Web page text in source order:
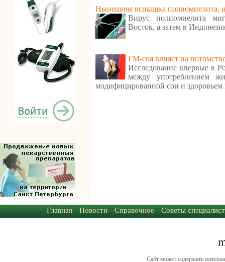
Нынешняя вспышка полиомиелита,
Вирус полиомиелита
Восток, а затем в
ГМ-соя влияет на
Исследование впервые в
между употреблением
модифицированной сои и здоровьем
Главная Новости Справочное Советы
Сайт может содержать